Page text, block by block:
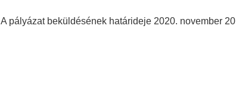
A pályázat beküldésének határideje 2020. november